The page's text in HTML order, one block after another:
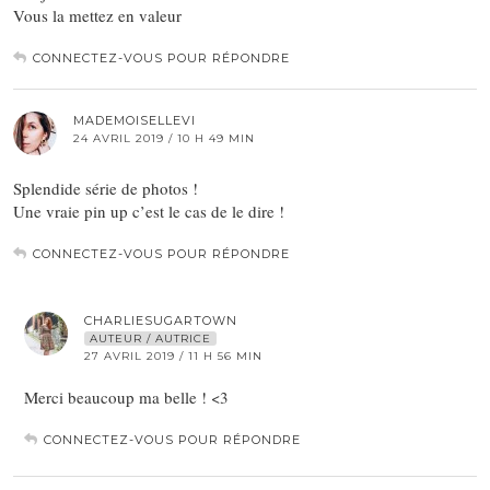
Vous la mettez en valeur
CONNECTEZ-VOUS POUR RÉPONDRE
MADEMOISELLEVI
24 AVRIL 2019 / 10 H 49 MIN
Splendide série de photos !
Une vraie pin up c’est le cas de le dire !
CONNECTEZ-VOUS POUR RÉPONDRE
CHARLIESUGARTOWN
AUTEUR / AUTRICE
27 AVRIL 2019 / 11 H 56 MIN
Merci beaucoup ma belle ! <3
CONNECTEZ-VOUS POUR RÉPONDRE